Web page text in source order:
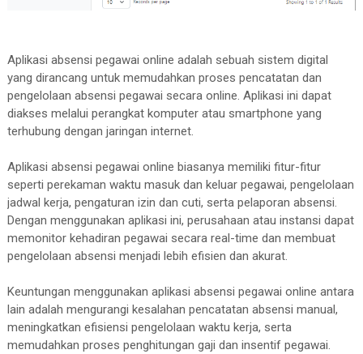
Aplikasi absensi pegawai online adalah sebuah sistem digital
yang dirancang untuk memudahkan proses pencatatan dan
pengelolaan absensi pegawai secara online. Aplikasi ini dapat
diakses melalui perangkat komputer atau smartphone yang
terhubung dengan jaringan internet.
Aplikasi absensi pegawai online biasanya memiliki fitur-fitur
seperti perekaman waktu masuk dan keluar pegawai, pengelolaan
jadwal kerja, pengaturan izin dan cuti, serta pelaporan absensi.
Dengan menggunakan aplikasi ini, perusahaan atau instansi dapat
memonitor kehadiran pegawai secara real-time dan membuat
pengelolaan absensi menjadi lebih efisien dan akurat.
Keuntungan menggunakan aplikasi absensi pegawai online antara
lain adalah mengurangi kesalahan pencatatan absensi manual,
meningkatkan efisiensi pengelolaan waktu kerja, serta
memudahkan proses penghitungan gaji dan insentif pegawai.